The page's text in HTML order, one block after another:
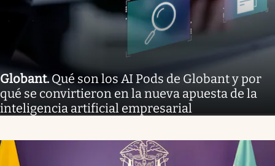
Globant.Qué son los AI Pods de Globant y por
qué se convirtieron en la nueva apuesta de la
inteligencia artificial empresarial